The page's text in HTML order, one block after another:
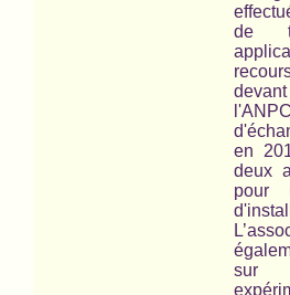
de
en
deux
pour
sur